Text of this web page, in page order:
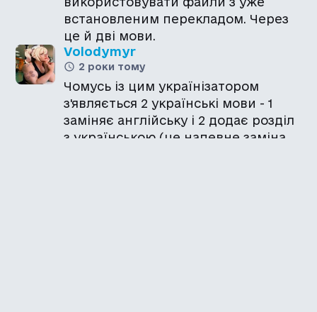
встановленим перекладом. Через
це й дві мови.
Volodymyr
2 роки тому
Чомусь із цим українізатором
з'являється 2 українські мови - 1
заміняє англійську і 2 додає розділ
з українською (це напевне заміна